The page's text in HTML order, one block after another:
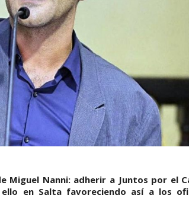
Nanni: adherir a Juntos por el
en Salta favoreciendo así a los